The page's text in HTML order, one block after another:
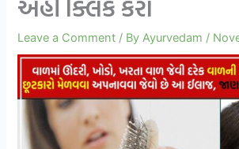
અહી ક્લિક કરો
Leave a Comment / ByAyurvedam /